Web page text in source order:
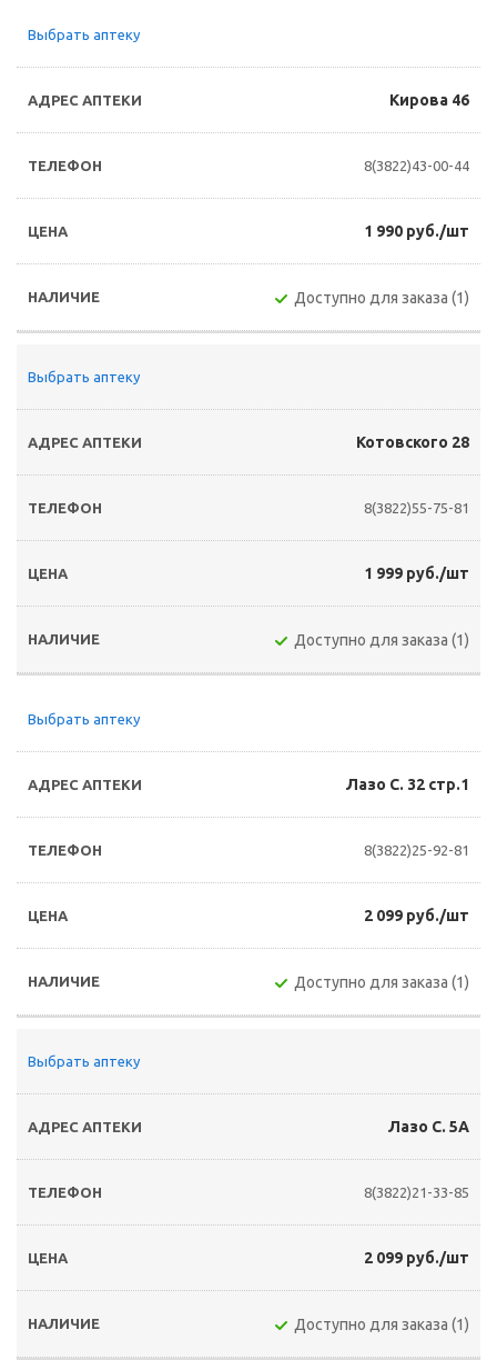
Выбрать аптеку
Кирова 46
8(3822)43-00-44
1 990 руб./шт
Доступно для заказа (1)
Выбрать аптеку
Котовского 28
8(3822)55-75-81
1 999 руб./шт
Доступно для заказа (1)
Выбрать аптеку
Лазо С. 32 стр.1
8(3822)25-92-81
2 099 руб./шт
Доступно для заказа (1)
Выбрать аптеку
Лазо С. 5А
8(3822)21-33-85
2 099 руб./шт
Доступно для заказа (1)